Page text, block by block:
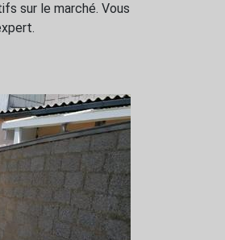
sur le marché. Vous